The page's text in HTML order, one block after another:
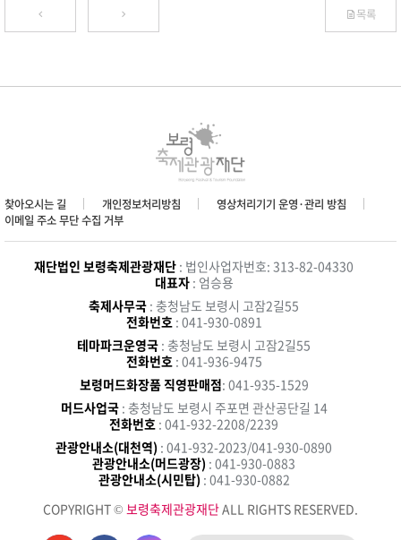
목록
찾아오시는 길 개인정보처리방침
영상처리기기 운영·관리 방침
이메일 주소 무단 수집 거부
재단법인 보령축제관광재단 : 법인사업자번호: 313-82-04330
대표자: 엄승용
축제사무국 : 충청남도 보령시 고잠2길55
전화번호 : 041-930-0891
테마파크운영국 : 충청남도 보령시 고잠2길55
전화번호 : 041-936-9475
보령머드화장품 직영판매점: 041-935-1529
머드사업국 : 충청남도 보령시 주포면 관산공단길 14
전화번호 : 041-932-2208/2239
관광안내소(대천역) : 041-932-2023/041-930-0890
관광안내소(머드광장) : 041-930-0883
관광안내소(시민탑) : 041-930-0882
COPYRIGHT © 보령축제관광재단ALL RIGHTS RESERVED.